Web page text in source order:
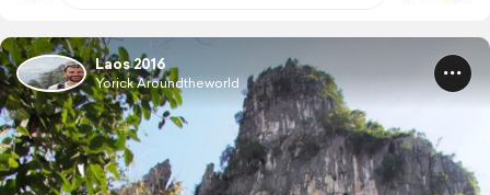
Laos 2016
Yorick Aroundtheworld